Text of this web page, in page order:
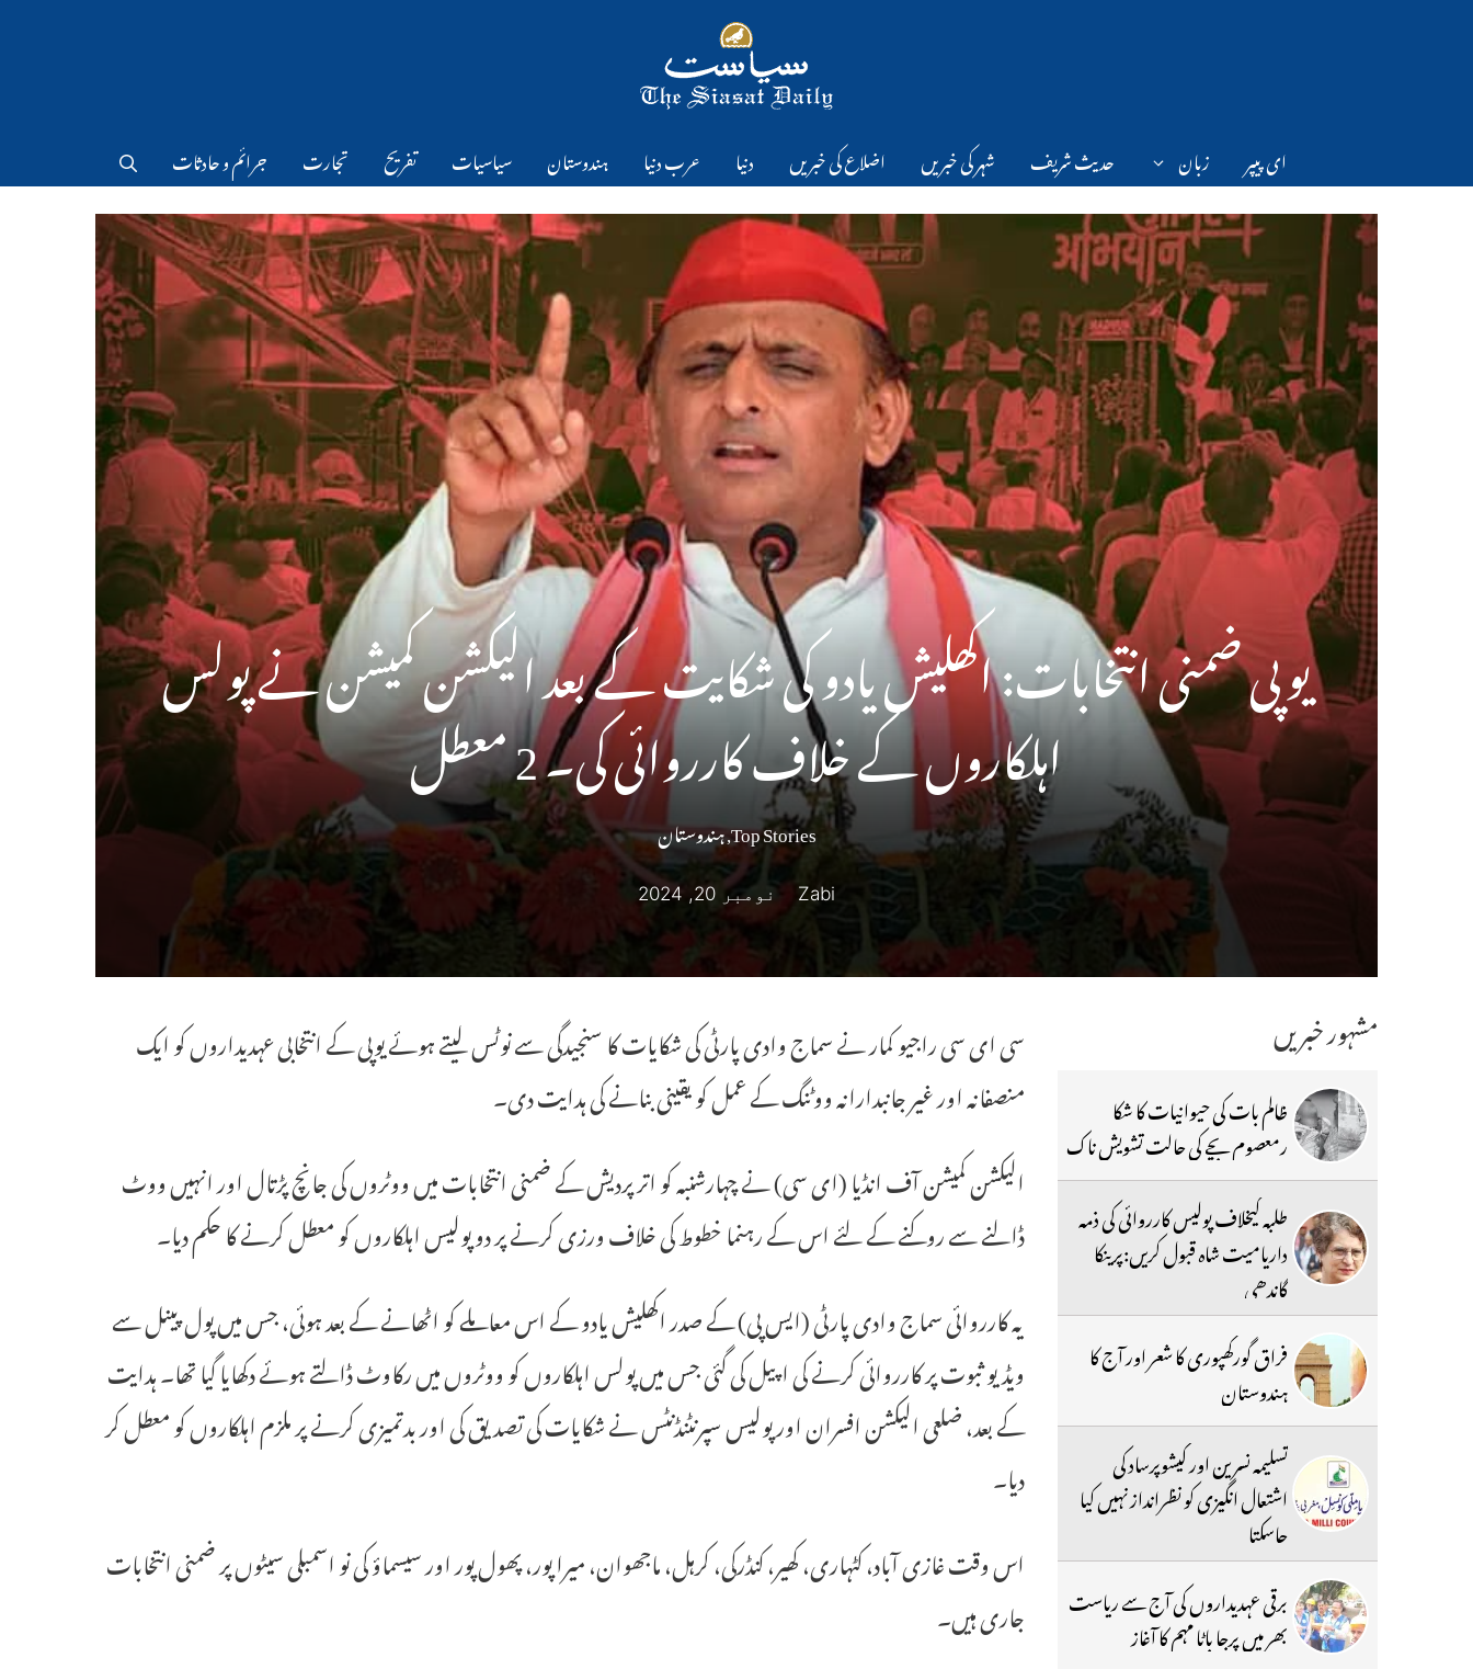
ای پیپر زبان حدیث شریف شہر کی خبریں اضلاع کی خبریں دنیا عرب دنیا ہندوستان سیاسیات تفریح تجارت جرائم و حادثات
یوپی ضمنی انتخابات: اکھلیش یادو کی شکایت کے بعد الیکشن کمیشن نے پولس
اہلکاروں کے خلاف کارروائی کی۔ 2 معطل
Top Stories
,ہندوستان
Zabi نومبر 20, 2024
سی ای سی راجیو کمار نے سماج وادی پارٹی کی شکایات کا سنجیدگی سے نوٹس لیتے ہوئے یوپی کے انتخابی عہدیداروں کو ایک
منصفانہ اور غیر جانبدارانہ ووٹنگ کے عمل کو یقینی بنانے کی ہدایت دی۔
الیکشن کمیشن آف انڈیا (ای سی) نے چہارشنبہ کو اتر پردیش کے ضمنی انتخابات میں ووٹروں کی جانچ پڑتال اور انہیں ووٹ
ڈالنے سے روکنے کے لئے اس کے رہنما خطوط کی خلاف ورزی کرنے پر دو پولیس اہلکاروں کو معطل کرنے کا حکم دیا۔
یہ کارروائی سماج وادی پارٹی (ایس پی) کے صدر اکھلیش یادو کے اس معاملے کو اٹھانے کے بعد ہوئی، جس میں پول پینل سے
ویڈیو ثبوت پر کارروائی کرنے کی اپیل کی گئی جس میں پولس اہلکاروں کو ووٹروں میں رکاوٹ ڈالتے ہوئے دکھایا گیا تھا۔ ہدایت
کے بعد، ضلعی الیکشن افسران اور پولیس سپرنٹنڈنٹس نے شکایات کی تصدیق کی اور بدتمیزی کرنے پر ملزم اہلکاروں کو معطل کر
دیا۔
اس وقت غازی آباد، کٹہاری، کھیر، کنڈرکی، کرہل، ماجھوان، میرا پور، پھول پور اور سیسماؤ کی نو اسمبلی سیٹوں پر ضمنی انتخابات
جاری ہیں۔
مشہور خبریں
ظالم بات کی حیوانیات کا شکا
رمعصوم بچے کی حالت تشویش ناک
طلبہ کیخلاف پولیس کارروائی کی ذمہ
داریامیت شاہ قبول کریں:پرینکا
گاندھی
فراق گورکھپوری کا شعر اور آج کا
ہندوستان
تسلیمہ نسرین اور کیشوپرساد کی
اشتعال انگیزی کو نظرانداز نہیں کیا
جاسکتا
برقی عہدیداروں کی آج سے ریاست
بھر میں پرجا باٹا مہم کا آغاز